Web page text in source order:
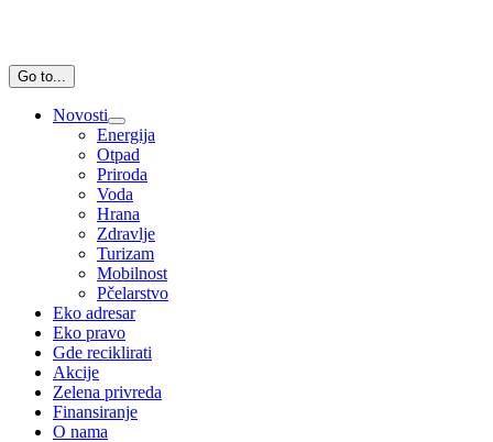
Go to...
Novosti
Energija
Otpad
Priroda
Voda
Hrana
Zdravlje
Turizam
Mobilnost
Pčelarstvo
Eko adresar
Eko pravo
Gde reciklirati
Akcije
Zelena privreda
Finansiranje
O nama